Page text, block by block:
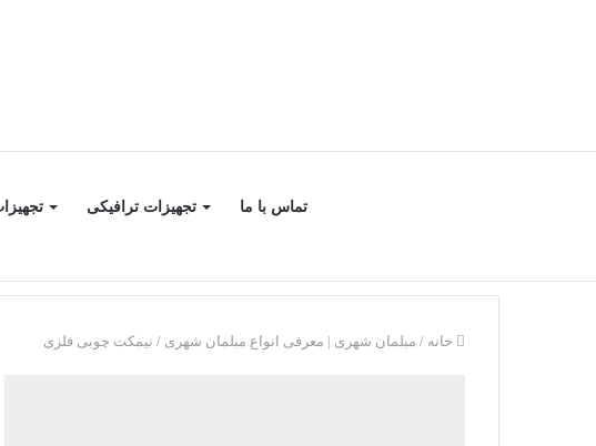
تجهیزات ترافیکی تماس با ما
خانه / مبلمان شهری | معرفی انواع مبلمان شهری / نیمکت چوبی فلزی